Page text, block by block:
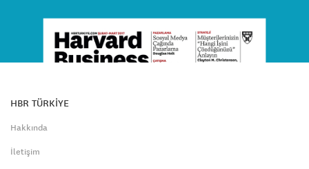
HBR TÜRKİYE
Hakkında
İletişim